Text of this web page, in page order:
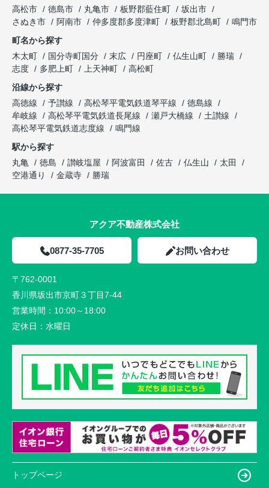
高松市
徳島市 丸亀市 板野郡藍住町
坂出市
さぬき市
阿南市 仲多度郡多度津町 板野郡北島町
鳴門市
町名から探す
木太町
国分寺町国分 末広 円座町 仏生山町
勝瑞
志度
多肥上町 上天神町
高松町
沿線から探す
高徳線
予讃線 高松琴平電気鉄道琴平線
徳島線
牟岐線
高松琴平電気鉄道長尾線 瀬戸大橋線
土讃線
高松琴平電気鉄道志度線
鳴門線
駅から探す
丸亀
徳島 讃岐塩屋 阿波富田 佐古 仏生山
太田
空港通り
金蔵寺 勝瑞
アクア不動産株式会社
0877-35-7705 お問い合わせ
〒762-0001
香川県坂出市京町３丁目7-44
営業時間： 10:00～18:00
定休日： 水曜日
トップページ